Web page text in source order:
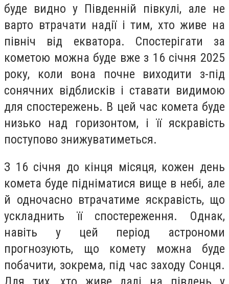
буде видно у Південній півкулі, але не
варто втрачати надії і тим, хто живе на
північ від екватора. Спостерігати за
кометою можна буде вже з 16 січня 2025
року, коли вона почне виходити з-під
сонячних відблисків і ставати видимою
для спостережень. В цей час комета буде
низько над горизонтом, і її яскравість
поступово знижуватиметься.
З 16 січня до кінця місяця, кожен день
комета буде підніматися вище в небі, але
й одночасно втрачатиме яскравість, що
ускладнить її спостереження. Однак,
навіть у цей період астрономи
прогнозують, що комету можна буде
побачити, зокрема, під час заходу Сонця.